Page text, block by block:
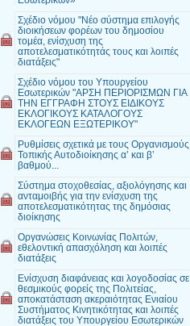
Σχέδιο νόμου "Νέο σύστημα επιλογής
διοικήσεων φορέων του δημοσίου
τομέα, ενίσχυση της
αποτελεσματικότητάς τους και λοιπές
διατάξεις"
Σχέδιο νόμου του Υπουργείου
Εσωτερικών "ΑΡΣΗ ΠΕΡΙΟΡΙΣΜΩΝ ΓΙΑ
ΤΗΝ ΕΓΓΡΑΦΗ ΣΤΟΥΣ ΕΙΔΙΚΟΥΣ
ΕΚΛΟΓΙΚΟΥΣ ΚΑΤΑΛΟΓΟΥΣ
ΕΚΛΟΓΕΩΝ ΕΞΩΤΕΡΙΚΟΥ"
Ρυθμίσεις σχετικά με τους Οργανισμούς
Τοπικής Αυτοδιοίκησης α’ και β’
βαθμού...
Σύστημα στοχοθεσίας, αξιολόγησης και
ανταμοιβής για την ενίσχυση της
αποτελεσματικότητας της δημόσιας
διοίκησης
Οργανώσεις Κοινωνίας Πολιτών,
εθελοντική απασχόληση και λοιπές
διατάξεις
Ενίσχυση διαφάνειας και λογοδοσίας σε
θεσμικούς φορείς της Πολιτείας,
αποκατάσταση ακεραιότητας Ενιαίου
Συστήματος Κινητικότητας και λοιπές
διατάξεις του Υπουργείου Εσωτερικών